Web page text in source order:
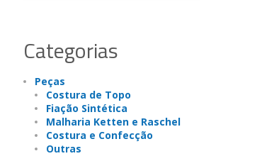
Categorias
Peças
Costura de Topo
Fiação Sintética
Malharia Ketten e Raschel
Costura e Confecção
Outras